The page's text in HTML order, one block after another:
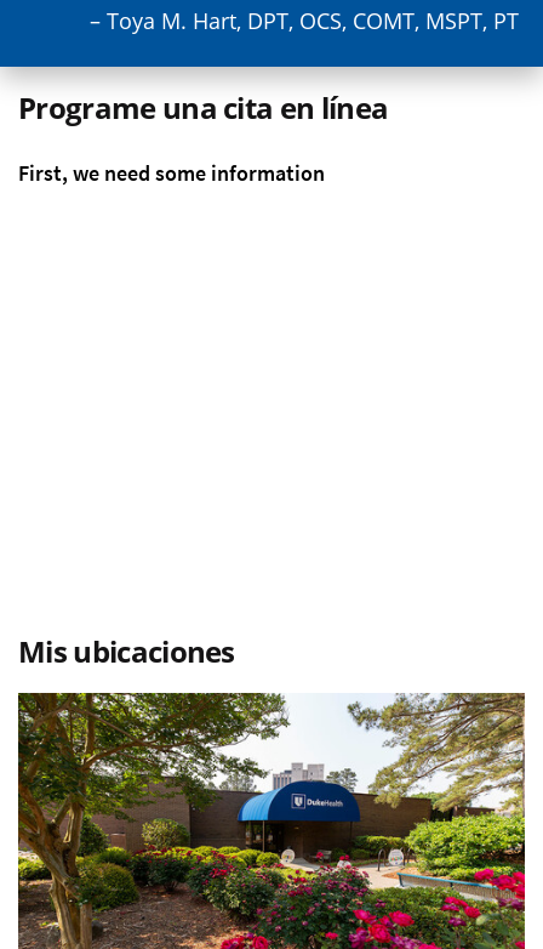
– Toya M. Hart, DPT, OCS, COMT, MSPT, PT
Programe una cita en línea
Mis ubicaciones